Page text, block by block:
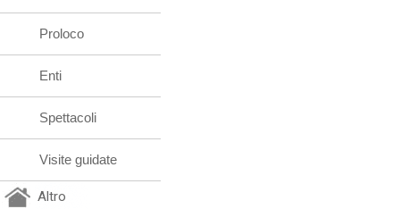
Proloco
Enti
Spettacoli
Visite guidate
Altro